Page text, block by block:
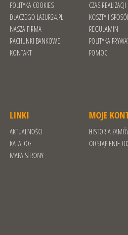
POLITYKA COOKIES
DLACZEGO LAZUR24.PL
NASZA FIRMA
RACHUNKI BANKOWE
KONTAKT
CZAS REALIZACJI
KOSZTY I
REGULAMIN
POLITYKA
POMOC
LINKI
AKTUALNOŚCI
KATALOG
MAPA STRONY
MOJE
HISTORIA
ODSTĄPIENIE